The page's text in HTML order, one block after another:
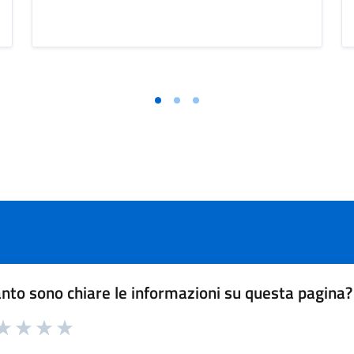
sono chiare le informazioni su questa pagina?